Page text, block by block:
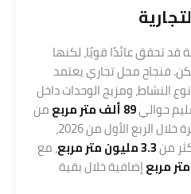
قد تحقق عائدًا قويًا، لكنها
فنجاح محل تجاري يعتمد
النشاط، ومزيج الوحدات داخل
89 ألف متر مربع
من
المساحات التجارية في القاهرة خلال الربع الأول من 2026،
من3.3 مليون متر مربع
، مع
إضافية خلال بقية